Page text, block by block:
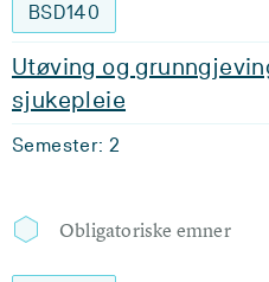
BSD140
Utøving og
sjukepleie
Semester: 2
Obligatoriske emner